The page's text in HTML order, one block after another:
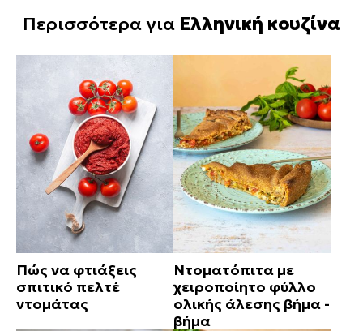
Περισσότερα για Ελληνική κουζίνα
Πώς να φτιάξεις
σπιτικό πελτέ
ντομάτας
Ντοματόπιτα με
χειροποίητο φύλλο
ολικής άλεσης βήμα -
βήμα